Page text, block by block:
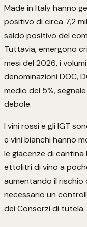
Made in Italy hanno
positivo di circa 7,2
saldo positivo del
Tuttavia, emergono
mesi del 2026, i
denominazioni DOC,
medio del 5%,
debole.
I vini rossi e gli IGT
e vini bianchi hanno
le giacenze di
ettolitri di vino a
aumentando il
necessario un
dei Consorzi di tutela.